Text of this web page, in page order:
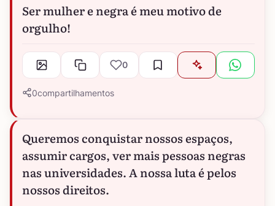
Ser mulher e negra é meu motivo de
orgulho!
0
0compartilhamentos
Queremos conquistar nossos espaços,
assumir cargos, ver mais pessoas negras
nas universidades. A nossa luta é pelos
nossos direitos.